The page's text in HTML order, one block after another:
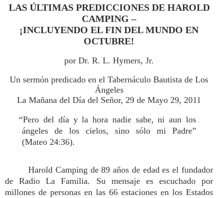
LAS ÚLTIMAS PREDICCIONES DE HAROLD
CAMPING –
¡INCLUYENDO EL FIN DEL MUNDO EN
OCTUBRE!
por Dr. R. L. Hymers, Jr.
Un sermón predicado en el Tabernáculo Bautista de Los
Ángeles
La Mañana del Día del Señor, 29 de Mayo 29, 2011
“Pero del día y la hora nadie sabe, ni aun los
ángeles de los cielos, sino sólo mi Padre”
(Mateo 24:36).
Harold Camping de 89 años de edad es el fundador
de Radio La Familia. Su mensaje es escuchado por
millones de personas en las 66 estaciones en los Estados